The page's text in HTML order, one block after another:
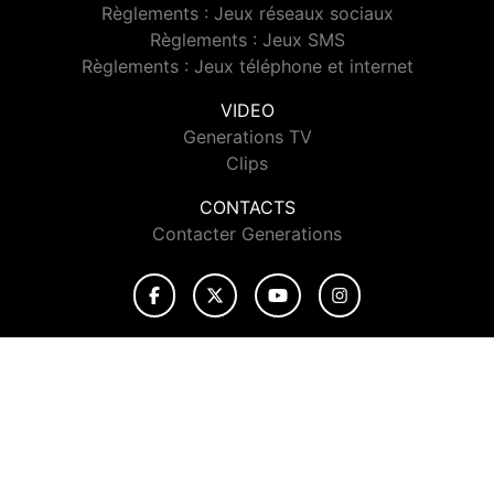
Règlements : Jeux réseaux sociaux
Règlements : Jeux SMS
Règlements : Jeux téléphone et internet
VIDEO
Generations TV
Clips
CONTACTS
Contacter Generations